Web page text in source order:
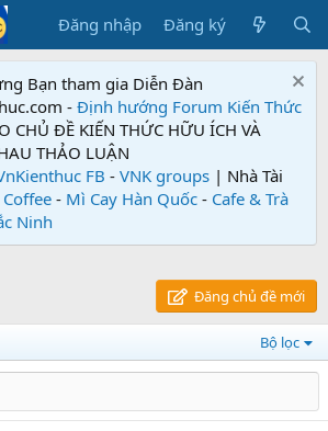
Đăng nhập Đăng ký
Bạn tham gia Diễn Đàn
- Định hướng Forum Kiến Thức
CHỦ ĐỀ KIẾN THỨC HỮU ÍCH VÀ
THẢO LUẬN
FB - VNK groups | Nhà Tài
- Mì Cay Hàn Quốc - Cafe & Trà
Ninh
Đăng chủ đề mới
Bộ lọc